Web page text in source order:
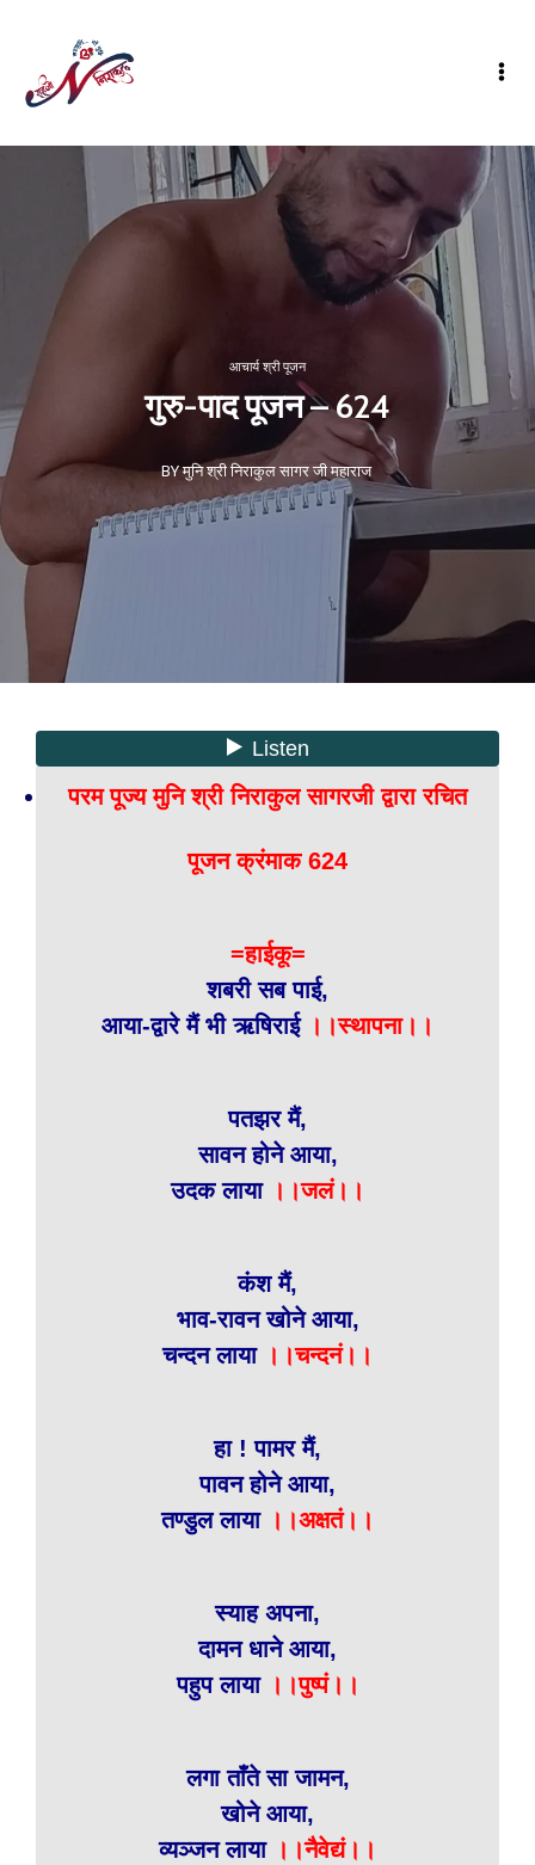
आचार्य श्री पूजन
गुरु-पाद पूजन – 624
BY मुनि श्री निराकुल सागर जी महाराज
परम पूज्य मुनि श्री निराकुल सागरजी द्वारा रचित
पूजन क्रंमाक 624
=हाईकू=
शबरी सब पाई,
आया-द्वारे मैं भी ऋषिराई ।।स्थापना।।
पतझर मैं,
सावन होने आया,
उदक लाया ।।जलं।।
कंश मैं,
भाव-रावन खोने आया,
चन्दन लाया ।।चन्दनं।।
हा ! पामर मैं,
पावन होने आया,
तण्डुल लाया ।।अक्षतं।।
स्याह अपना,
दामन धाने आया,
पहुप लाया।।पुष्पं।।
लगा ताँते सा जामन,
खोने आया,
व्यञ्जन लाया।।नैवेद्यं।।